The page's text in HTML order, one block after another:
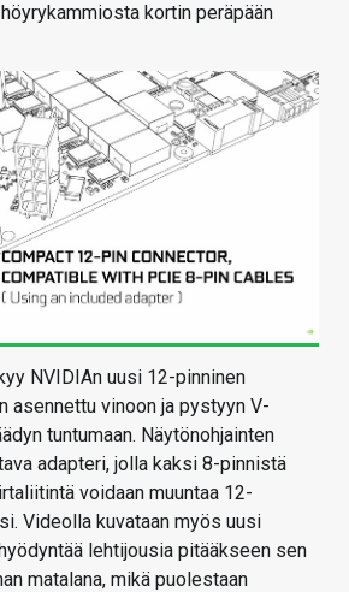
kortin peräpään
NVIDIAn uusi 12-pinninen
asennettu vinoon ja pystyyn V-
tuntumaan. Näytönohjainten
adapteri, jolla kaksi 8-pinnistä
voidaan muuntaa 12-
Videolla kuvataan myös uusi
lehtijousia pitääkseen sen
matalana, mikä puolestaan